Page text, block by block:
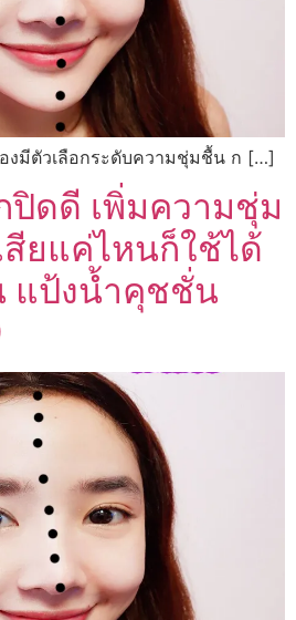
งมีตัวเลือกระดับความชุ่มชื้น ก […]
ปิดดี เพิ่มความชุ่ม
ยแค่ไหนก็ใช้ได้
แป้งน้ำคุชชั่น